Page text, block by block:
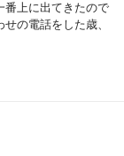
番上に出てきたので
の電話をした歳、